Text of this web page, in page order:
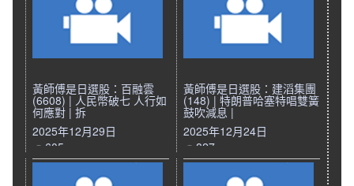
黃師傅是日選股：百融雲
(6608) | 人民幣破七 人行如
何應對 | 拆
2025年12月29日
605
黃師傅是日選股：建滔集團
(148) | 特朗普哈塞特唱雙簧
鼓吹減息 |
2025年12月24日
827